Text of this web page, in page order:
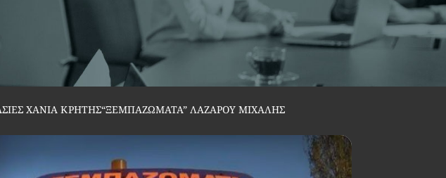
ΧΑΝΙΑ ΚΡΗΤΗΣ“ΞΕΜΠΑΖΩΜΑΤΑ” ΛΑΖΑΡΟΥ ΜΙΧΑΛΗΣ